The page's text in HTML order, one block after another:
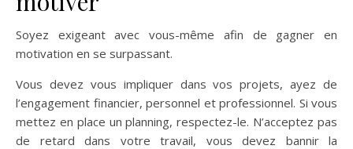
Soyez exigeant avec vous-même afin de gagner en
motivation en se surpassant.
Vous devez vous impliquer dans vos projets, ayez de
l’engagement financier, personnel et professionnel. Si vous
mettez en place un planning, respectez-le. N’acceptez pas
de retard dans votre travail, vous devez bannir la